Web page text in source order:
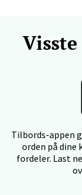
Tilbords-appen
orden på dine
fordeler. Last
Senter